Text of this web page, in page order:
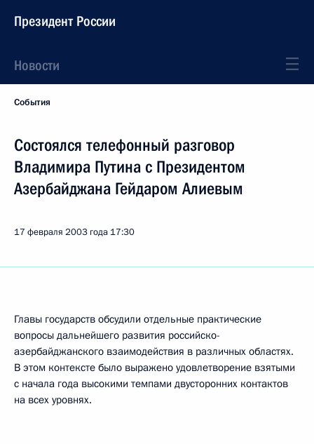
Президент России
Новости
События
Состоялся телефонный разговор
Владимира Путина с Президентом
Азербайджана Гейдаром Алиевым
17 февраля 2003 года 17:30
Главы государств обсудили отдельные практические
вопросы дальнейшего развития российско-
азербайджанского взаимодействия в различных областях.
В этом контексте было выражено удовлетворение взятыми
с начала года высокими темпами двусторонних контактов
на всех уровнях.